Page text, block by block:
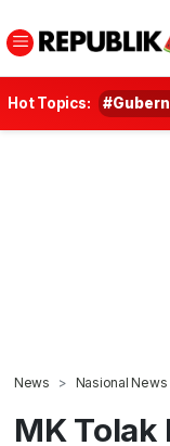
Hot Topics:
News Nasional News
MK Tolak